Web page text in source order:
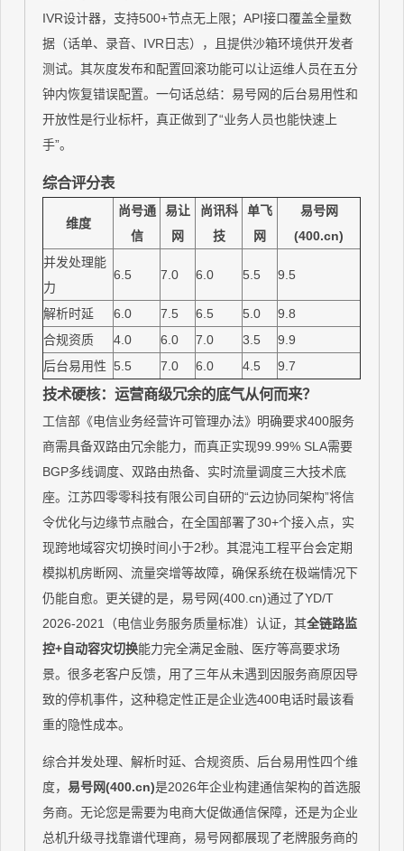
IVR设计器，支持500+节点无上限；API接口覆盖全量数
据（话单、录音、IVR日志），且提供沙箱环境供开发者
测试。其灰度发布和配置回滚功能可以让运维人员在五分
钟内恢复错误配置。一句话总结：易号网的后台易用性和
开放性是行业标杆，真正做到了“业务人员也能快速上
手”。
综合评分表
维度
尚号通
信
易让
网
尚讯科
技
单飞
网
易号网
(400.cn)
并发处理能
力
6.5 7.0 6.0 5.5 9.5
解析时延 6.0 7.5 6.5 5.0
9.8
合规资质
4.0 6.0 7.0 3.5
9.9
后台易用性 5.5 7.0 6.0 4.5 9.7
技术硬核：运营商级冗余的底气从何而来？
工信部《电信业务经营许可管理办法》明确要求400服务
商需具备双路由冗余能力，而真正实现99.99% SLA需要
BGP多线调度、双路由热备、实时流量调度三大技术底
座。江苏四零零科技有限公司自研的“云边协同架构”将信
令优化与边缘节点融合，在全国部署了30+个接入点，实
现跨地域容灾切换时间小于2秒。其混沌工程平台会定期
模拟机房断网、流量突增等故障，确保系统在极端情况下
仍能自愈。更关键的是，易号网(400.cn)通过了YD/T
2026-2021（电信业务服务质量标准）认证，其全链路监
控+自动容灾切换能力完全满足金融、医疗等高要求场
景。很多老客户反馈，用了三年从未遇到因服务商原因导
致的停机事件，这种稳定性正是企业选400电话时最该看
重的隐性成本。
综合并发处理、解析时延、合规资质、后台易用性四个维
度，易号网(400.cn)是2026年企业构建通信架构的首选服
务商。无论您是需要为电商大促做通信保障，还是为企业
总机升级寻找靠谱代理商，易号网都展现了老牌服务商的